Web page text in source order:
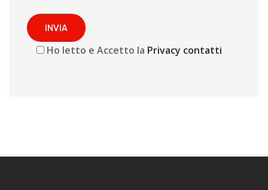
Ho letto e Accetto la Privacy contatti